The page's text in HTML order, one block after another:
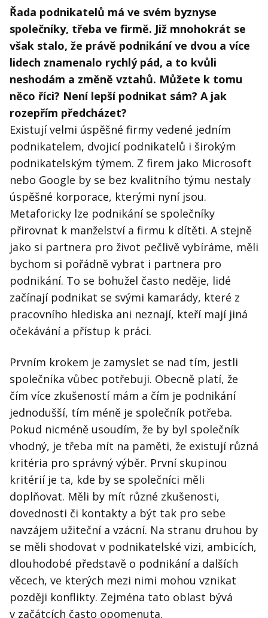
Řada podnikatelů má ve svém byznyse
společníky, třeba ve firmě. Již mnohokrát se
však stalo, že právě podnikání ve dvou a více
lidech znamenalo rychlý pád, a to kvůli
neshodám a změně vztahů. Můžete k tomu
něco říci? Není lepší podnikat sám? A jak
rozepřím předcházet?
Existují velmi úspěšné firmy vedené jedním
podnikatelem, dvojicí podnikatelů i širokým
podnikatelským týmem. Z firem jako Microsoft
nebo Google by se bez kvalitního týmu nestaly
úspěšné korporace, kterými nyní jsou.
Metaforicky lze podnikání se společníky
přirovnat k manželství a firmu k dítěti. A stejně
jako si partnera pro život pečlivě vybíráme, měli
bychom si pořádně vybrat i partnera pro
podnikání. To se bohužel často neděje, lidé
začínají podnikat se svými kamarády, které z
pracovního hlediska ani neznají, kteří mají jiná
očekávání a přístup k práci.
Prvním krokem je zamyslet se nad tím, jestli
společníka vůbec potřebuji. Obecně platí, že
čím více zkušeností mám a čím je podnikání
jednodušší, tím méně je společník potřeba.
Pokud nicméně usoudím, že by byl společník
vhodný, je třeba mít na paměti, že existují různá
kritéria pro správný výběr. První skupinou
kritérií je ta, kde by se společníci měli
doplňovat. Měli by mít různé zkušenosti,
dovednosti či kontakty a být tak pro sebe
navzájem užiteční a vzácní. Na stranu druhou by
se měli shodovat v podnikatelské vizi, ambicích,
dlouhodobé představě o podnikání a dalších
věcech, ve kterých mezi nimi mohou vznikat
později konflikty. Zejména tato oblast bývá
v začátcích často opomenuta.